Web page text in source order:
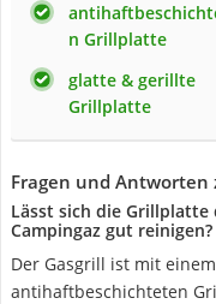
n Grillplatte
glatte & gerillte
Grillplatte
Fragen und Antworten
Lässt sich die
Campingaz gut reinigen?
Der Gasgrill ist mit
antihaftbeschichteten